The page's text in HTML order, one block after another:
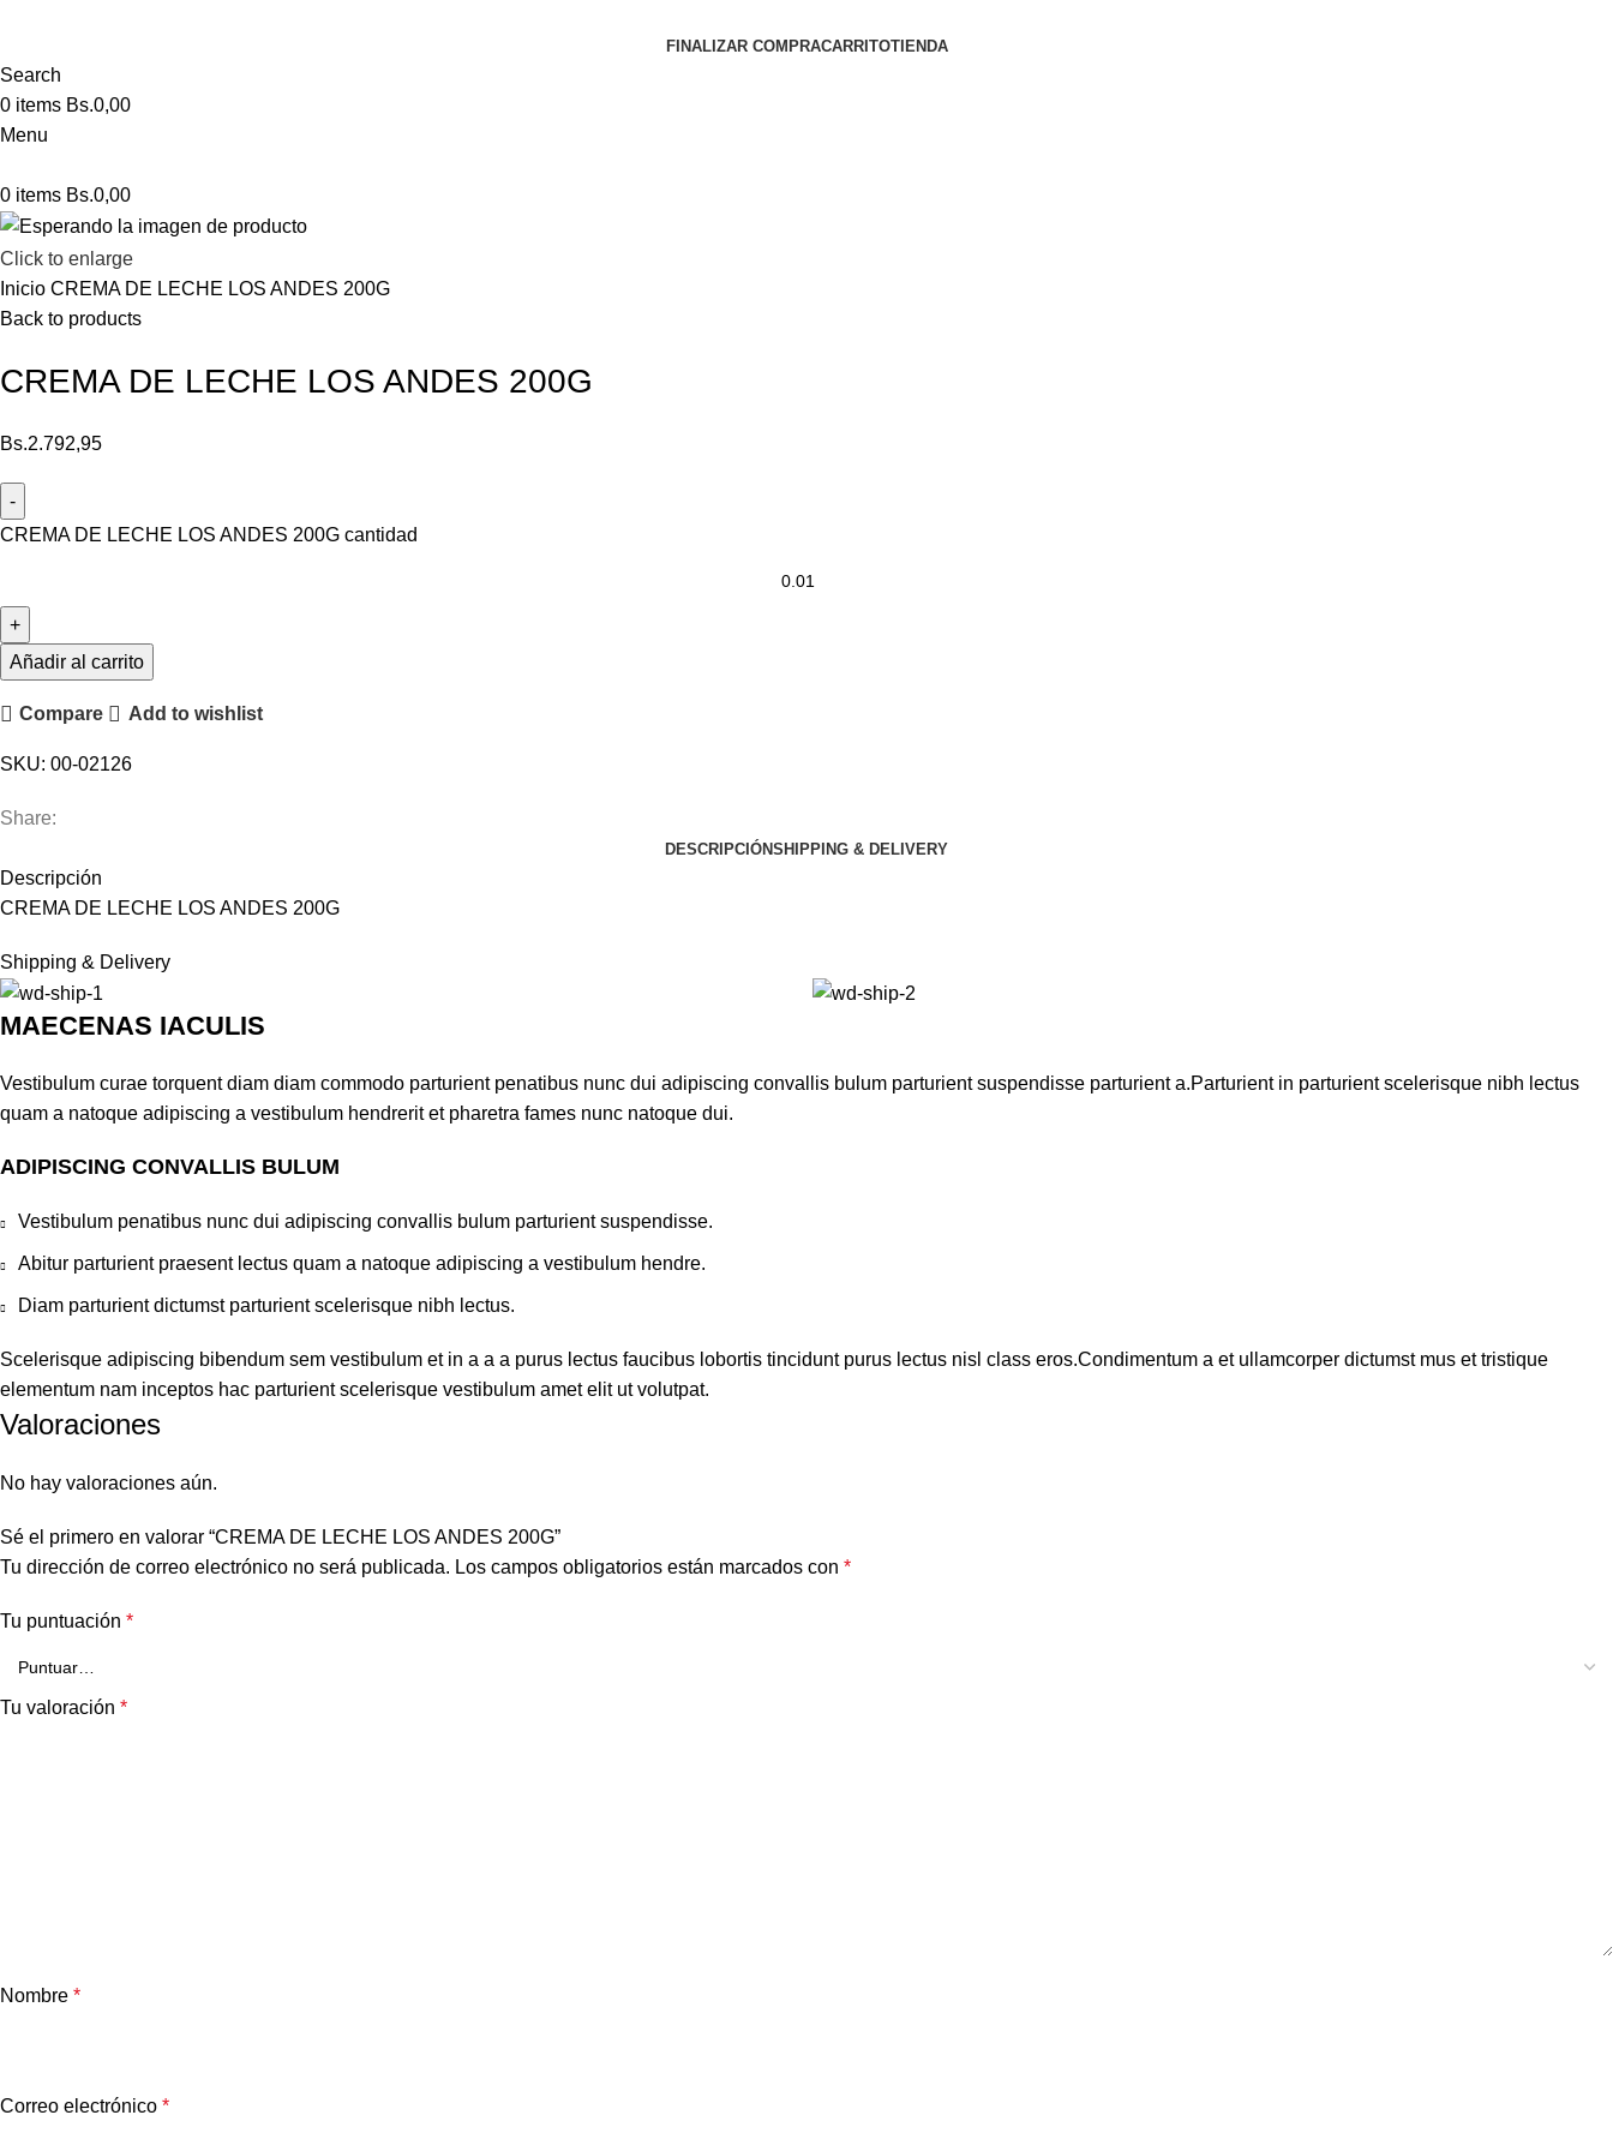
FINALIZAR COMPRACARRITOTIENDA
Search
0 items Bs.0,00
Menu
0 items Bs.0,00
Click to enlarge
Inicio CREMA DE LECHE LOS ANDES 200G
Back to products
CREMA DE LECHE LOS ANDES 200G
Bs.2.792,95
CREMA DE LECHE LOS ANDES 200G cantidad
Añadir al carrito
Compare Add to wishlist
SKU: 00-02126
Share:
DESCRIPCIÓNSHIPPING & DELIVERY
Descripción
CREMA DE LECHE LOS ANDES 200G
Shipping & Delivery
MAECENAS IACULIS
Vestibulum curae torquent diam diam commodo parturient penatibus nunc dui adipiscing convallis bulum parturient suspendisse parturient a.Parturient in parturient scelerisque nibh lectus
quam a natoque adipiscing a vestibulum hendrerit et pharetra fames nunc natoque dui.
ADIPISCING CONVALLIS BULUM
Vestibulum penatibus nunc dui adipiscing convallis bulum parturient suspendisse.
Abitur parturient praesent lectus quam a natoque adipiscing a vestibulum hendre.
Diam parturient dictumst parturient scelerisque nibh lectus.
Scelerisque adipiscing bibendum sem vestibulum et in a a a purus lectus faucibus lobortis tincidunt purus lectus nisl class eros.Condimentum a et ullamcorper dictumst mus et tristique
elementum nam inceptos hac parturient scelerisque vestibulum amet elit ut volutpat.
Valoraciones
No hay valoraciones aún.
Sé el primero en valorar “CREMA DE LECHE LOS ANDES 200G”
Tu dirección de correo electrónico no será publicada. Los campos obligatorios están marcados con *
Tu puntuación *
Tu valoración *
Nombre *
Correo electrónico *